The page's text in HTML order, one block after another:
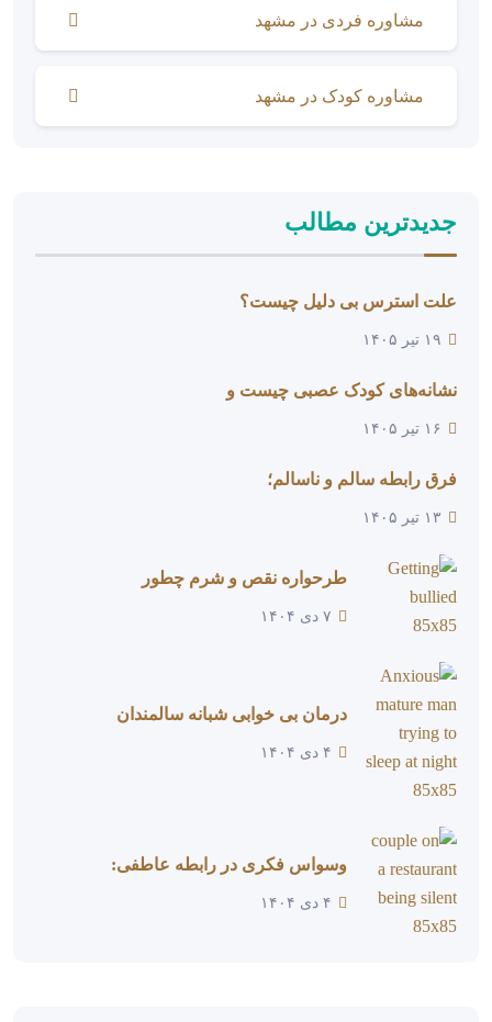
مشاوره فردی در مشهد
مشاوره کودک در مشهد
جدیدترین مطالب
علت استرس بی دلیل چیست؟
۱۹ تیر ۱۴۰۵
نشانه‌های کودک عصبی چیست و
۱۶ تیر ۱۴۰۵
فرق رابطه سالم و ناسالم؛
۱۳ تیر ۱۴۰۵
طرحواره نقص و شرم چطور
۷ دی ۱۴۰۴
درمان بی خوابی شبانه سالمندان
۴ دی ۱۴۰۴
وسواس فکری در رابطه عاطفی:
۴ دی ۱۴۰۴